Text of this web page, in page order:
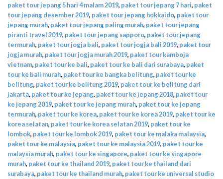
paket tour jepang 5 hari 4 malam 2019, paket tour jepang 7 hari, paket
tour jepang desember 2019, paket tour jepang hokkaido, paket tour
jepang murah, paket tour jepang paling murah, paket tour jepang
piranti travel 2019, paket tour jepang sapporo, paket tour jepang
termurah, paket tour jogja bali, paket tour jogja bali 2019, paket tour
jogja murah, paket tour jogja murah 2019, paket tour kamboja
vietnam, paket tour ke bali, paket tour ke bali dari surabaya, paket
tour ke bali murah, paket tour ke bangka belitung, paket tour ke
belitung, paket tour ke belitung 2019, paket tour ke belitung dari
jakarta, paket tour ke jepang, paket tour ke jepang 2018, paket tour
ke jepang 2019, paket tour ke jepang murah, paket tour ke jepang
termurah, paket tour ke korea, paket tour ke korea 2019, paket tour ke
korea selatan, paket tour ke korea selatan 2019, paket tour ke
lombok, paket tour ke lombok 2019, paket tour ke malaka malaysia,
paket tour ke malaysia, paket tour ke malaysia 2019, paket tour ke
malaysia murah, paket tour ke singapore, paket tour ke singapore
murah, paket tour ke thailand 2019, paket tour ke thailand dari
surabaya, paket tour ke thailand murah, paket tour ke universal studio